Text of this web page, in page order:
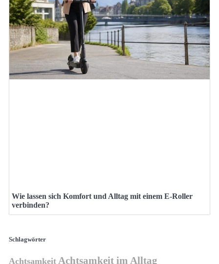
Wie lassen sich Komfort und Alltag mit einem E-Roller
verbinden?
Schlagwörter
Achtsamkeit Achtsamkeit im Alltag